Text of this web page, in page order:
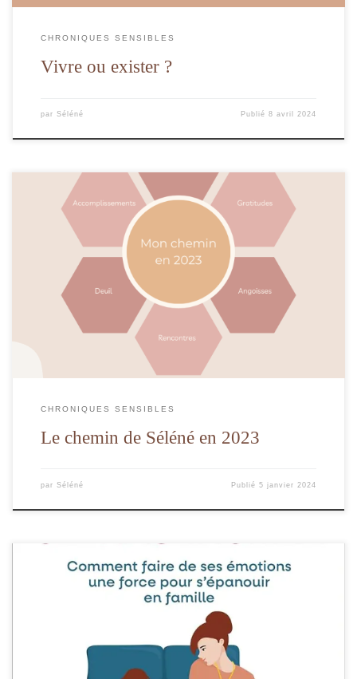
CHRONIQUES SENSIBLES
Vivre ou exister ?
par Séléné Publié8 avril 2024
Nouvel an 2024 : L'occasion de regarder en arrière et faire le point sur le chemin
CHRONIQUES SENSIBLES
Le chemin de Séléné en 2023
par Séléné Publié5 janvier 2024
Par une étonnante simplicité, l’autrice raconte son quotidien de femme, de mère
et d’épouse à travers sa sensibilité élevée.